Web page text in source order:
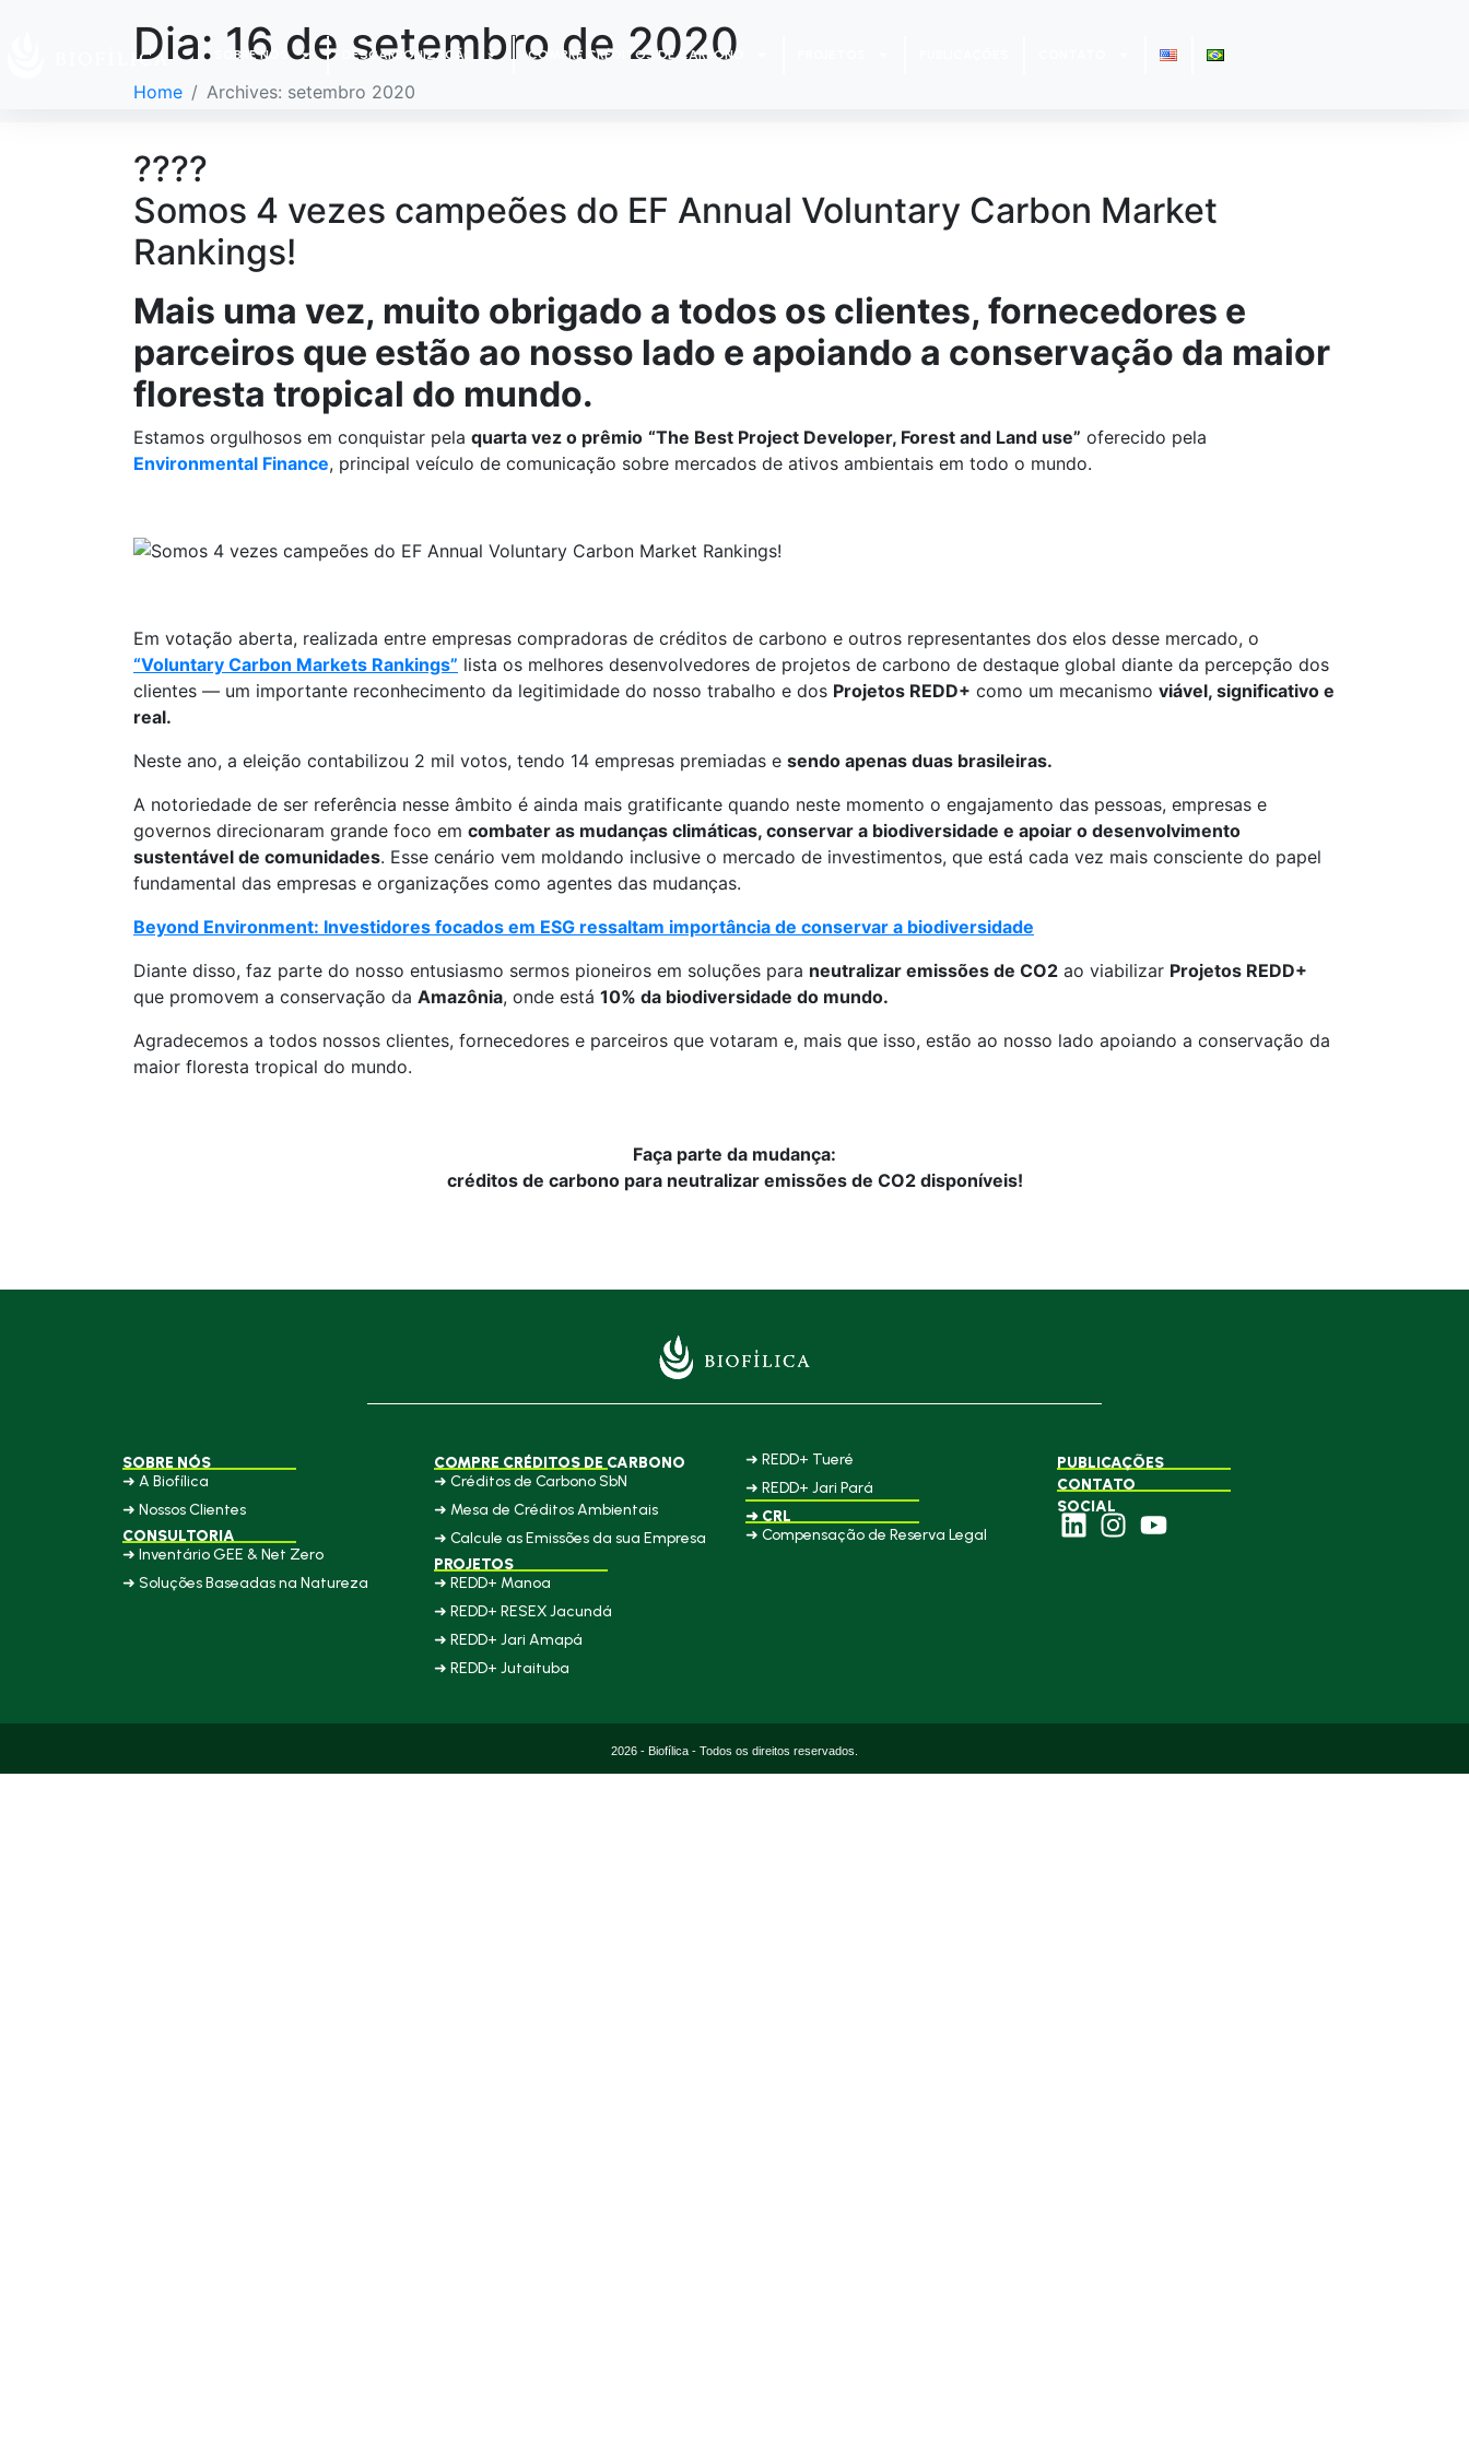
SOBRE NÓS DESCARBONIZAÇÃO COMPRE CRÉDITOS DE CARBONO
Dia: 16 de setembro de 2020
Home Archives: setembro 2020
????
Somos 4 vezes campeões do EF Annual Voluntary Carbon Market
Rankings!
Mais uma vez, muito obrigado a todos os clientes, fornecedores e
parceiros que estão ao nosso lado e apoiando a conservação da maior
floresta tropical do mundo.
Estamos orgulhosos em conquistar pela quarta vez o prêmio “The Best Project Developer, Forest and Land use” oferecido pela
Environmental Finance, principal veículo de comunicação sobre mercados de ativos ambientais em todo o mundo.
Em votação aberta, realizada entre empresas compradoras de créditos de carbono e outros representantes dos elos desse mercado, o
“Voluntary Carbon Markets Rankings” lista os melhores desenvolvedores de projetos de carbono de destaque global diante da percepção dos
clientes — um importante reconhecimento da legitimidade do nosso trabalho e dos Projetos REDD+ como um mecanismo viável, significativo e
real.
Neste ano, a eleição contabilizou 2 mil votos, tendo 14 empresas premiadas e sendo apenas duas brasileiras.
A notoriedade de ser referência nesse âmbito é ainda mais gratificante quando neste momento o engajamento das pessoas, empresas e
governos direcionaram grande foco em combater as mudanças climáticas, conservar a biodiversidade e apoiar o desenvolvimento
sustentável de comunidades. Esse cenário vem moldando inclusive o mercado de investimentos, que está cada vez mais consciente do papel
fundamental das empresas e organizações como agentes das mudanças.
Beyond Environment: Investidores focados em ESG ressaltam importância de conservar a biodiversidade
Diante disso, faz parte do nosso entusiasmo sermos pioneiros em soluções para neutralizar emissões de CO2 ao viabilizar Projetos REDD+
que promovem a conservação da Amazônia, onde está 10% da biodiversidade do mundo.
Agradecemos a todos nossos clientes, fornecedores e parceiros que votaram e, mais que isso, estão ao nosso lado apoiando a conservação da
maior floresta tropical do mundo.
Faça parte da mudança:
créditos de carbono para neutralizar emissões de CO2 disponíveis!
SOBRE NÓS
➜ A Biofílica
➜ Nossos Clientes
CONSULTORIA
➜ Inventário GEE & Net Zero
➜ Soluções Baseadas na Natureza
COMPRE CRÉDITOS DE CARBONO
➜ Créditos de Carbono SbN
➜ Mesa de Créditos Ambientais
➜ Calcule as Emissões da sua Empresa
PROJETOS
➜ REDD+ Manoa
➜ REDD+ RESEX Jacundá
➜ REDD+ Jari Amapá
➜ REDD+ Jutaituba
➜ REDD+ Tueré
➜ REDD+ Jari Pará
➜ CRL
➜ Compensação de Reserva Legal
PUBLICAÇÕES
CONTATO
SOCIAL
2026 - Biofílica - Todos os direitos reservados.